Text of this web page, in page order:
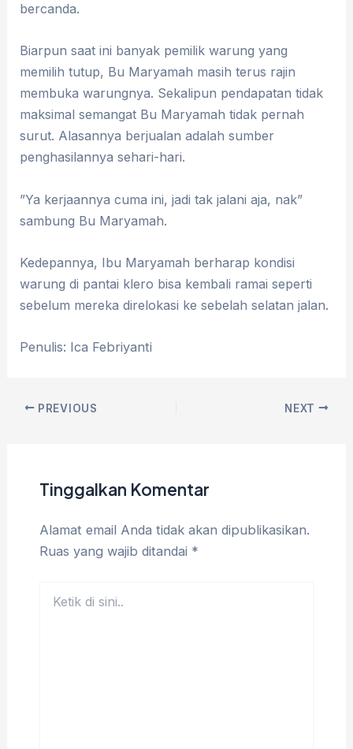
bercanda.
Biarpun saat ini banyak pemilik warung yang
memilih tutup, Bu Maryamah masih terus rajin
membuka warungnya. Sekalipun pendapatan tidak
maksimal semangat Bu Maryamah tidak pernah
surut. Alasannya berjualan adalah sumber
penghasilannya sehari-hari.
”Ya kerjaannya cuma ini, jadi tak jalani aja, nak”
sambung Bu Maryamah.
Kedepannya, Ibu Maryamah berharap kondisi
warung di pantai klero bisa kembali ramai seperti
sebelum mereka direlokasi ke sebelah selatan jalan.
Penulis: Ica Febriyanti
PREVIOUS NEXT
Tinggalkan Komentar
Alamat email Anda tidak akan dipublikasikan.
Ruas yang wajib ditandai *